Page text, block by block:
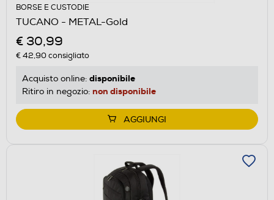
BORSE E CUSTODIE
TUCANO - METAL-Gold
€ 30,99
€ 42,90consigliato
Acquisto online: disponibile
Ritiro in negozio: non disponibile
AGGIUNGI